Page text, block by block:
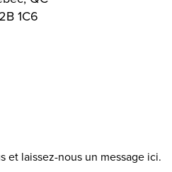
1C6
et laissez-nous un message ici.